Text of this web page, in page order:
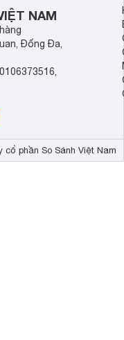
thêm một lựa chọn
người dùng Việt.
NAM
Đống Đa,
phần So Sánh Việt Nam